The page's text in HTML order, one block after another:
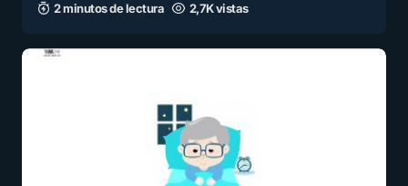
2 minutos de lectura 2,7K vistas